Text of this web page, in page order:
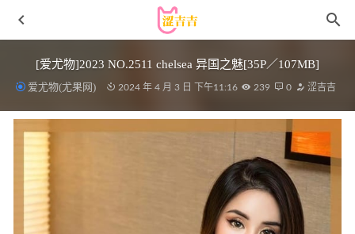
[爱尤物]2023 NO.2511 chelsea 异国之魅[35P／107MB]
爱尤物(尤果网) 2024 年 4 月 3 日 下午11:16 239 0 涩吉吉
洛璃LoLiSAMA – NO.81 柴郡同人内衣 [66P-768MB]
2025-